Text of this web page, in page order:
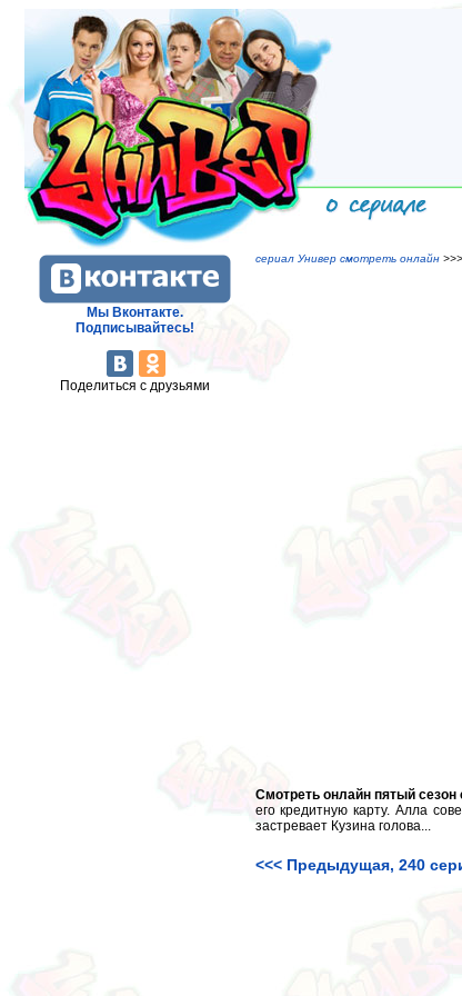
Мы Вконтакте.
Подписывайтесь!
Поделиться с друзьями
сериал Универ смотреть онлайн>>>
Смотреть онлайн пятый
его кредитную карту. Алла
застревает Кузина голова...
<<< Предыдущая, 240